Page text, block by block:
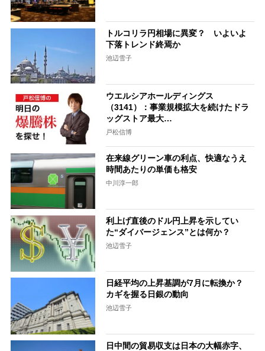
トルコリラ円相場に異変？ いよいよ
下落トレンド終焉か
池辺雪子
ウエルシアホールディングス
（3141）：事業規模拡大を続けたドラ
ッグストア最大…
戸松信博
在来線グリーン車の利点、快適なうえ
時間あたりの単価も格安
中川淳一郎
利上げ直後のドル円上昇を示してい
た“ダイバージェンス”とは何か？
池辺雪子
日経平均の上昇基調が7月に転換か？
カギを握る日銀の動向
池辺雪子
日中間の貿易収支は日本の大幅赤字、